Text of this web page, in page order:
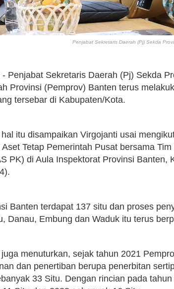
Penjabat Sekretaris Daerah (Pj) Sekda
- Penjabat Sekretaris Daerah (Pj) Sekda
Provinsi (Pemprov) Banten terus
tersebar di Kabupaten/Kota.
itu disampaikan Virgojanti usai
Aset Tetap Pemerintah Pusat bersama
PK) di Aula Inspektorat Provinsi Banten,
Banten terdapat 137 situ dan proses
Danau, Embung dan Waduk itu terus
menuturkan, sejak tahun 2021
dan penertiban berupa penerbitan
33 Situ. Dengan rincian pada